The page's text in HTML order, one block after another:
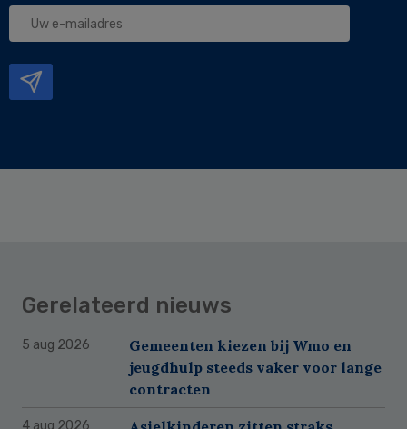
Uw
Gerelateerd nieuws
5 aug 2026
Gemeenten kiezen bij Wmo en
jeugdhulp steeds vaker voor lange
contracten
4 aug 2026